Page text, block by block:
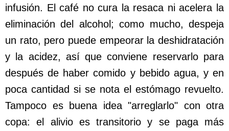
infusión. El café no cura la resaca ni acelera la
eliminación del alcohol; como mucho, despeja
un rato, pero puede empeorar la deshidratación
y la acidez, así que conviene reservarlo para
después de haber comido y bebido agua, y en
poca cantidad si se nota el estómago revuelto.
Tampoco es buena idea "arreglarlo" con otra
copa: el alivio es transitorio y se paga más